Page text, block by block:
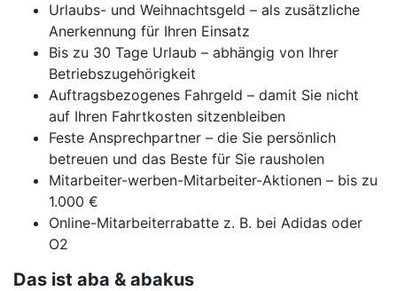
Urlaubs- und Weihnachtsgeld – als zusätzliche
Anerkennung für Ihren Einsatz
Bis zu 30 Tage Urlaub – abhängig von Ihrer
Betriebszugehörigkeit
Auftragsbezogenes Fahrgeld – damit Sie nicht
auf Ihren Fahrtkosten sitzenbleiben
Feste Ansprechpartner – die Sie persönlich
betreuen und das Beste für Sie rausholen
Mitarbeiter-werben-Mitarbeiter-Aktionen – bis zu
1.000 €
Online-Mitarbeiterrabatte z. B. bei Adidas oder
O2
Das ist aba & abakus